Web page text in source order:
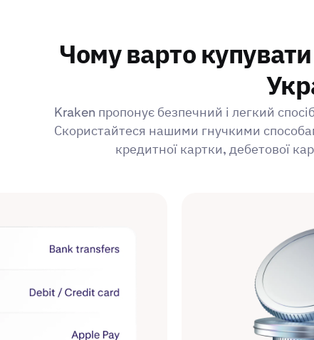
Чому варто
Kraken пропонує безпечний і легкий
Скористайтеся нашими гнучкими
кредитної картки, дебетової